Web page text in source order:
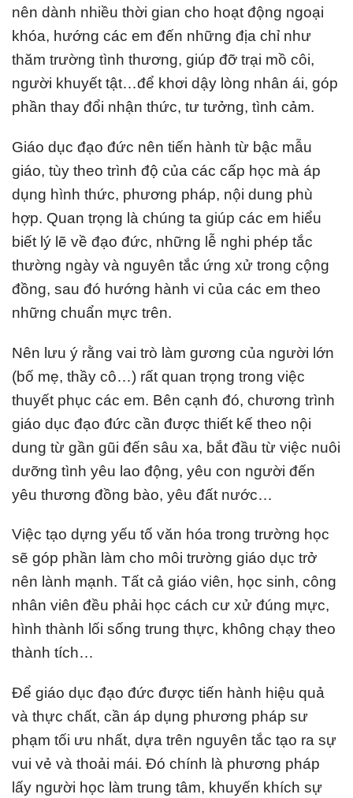
nên dành nhiều thời gian cho hoạt động ngoại
khóa, hướng các em đến những địa chỉ như
thăm trường tình thương, giúp đỡ trại mồ côi,
người khuyết tật…để khơi dậy lòng nhân ái, góp
phần thay đổi nhận thức, tư tưởng, tình cảm.
Giáo dục đạo đức nên tiến hành từ bậc mẫu
giáo, tùy theo trình độ của các cấp học mà áp
dụng hình thức, phương pháp, nội dung phù
hợp. Quan trọng là chúng ta giúp các em hiểu
biết lý lẽ về đạo đức, những lễ nghi phép tắc
thường ngày và nguyên tắc ứng xử trong cộng
đồng, sau đó hướng hành vi của các em theo
những chuẩn mực trên.
Nên lưu ý rằng vai trò làm gương của người lớn
(bố mẹ, thầy cô…) rất quan trọng trong việc
thuyết phục các em. Bên cạnh đó, chương trình
giáo dục đạo đức cần được thiết kế theo nội
dung từ gần gũi đến sâu xa, bắt đầu từ việc nuôi
dưỡng tình yêu lao động, yêu con người đến
yêu thương đồng bào, yêu đất nước…
Việc tạo dựng yếu tố văn hóa trong trường học
sẽ góp phần làm cho môi trường giáo dục trở
nên lành mạnh. Tất cả giáo viên, học sinh, công
nhân viên đều phải học cách cư xử đúng mực,
hình thành lối sống trung thực, không chạy theo
thành tích…
Để giáo dục đạo đức được tiến hành hiệu quả
và thực chất, cần áp dụng phương pháp sư
phạm tối ưu nhất, dựa trên nguyên tắc tạo ra sự
vui vẻ và thoải mái. Đó chính là phương pháp
lấy người học làm trung tâm, khuyến khích sự